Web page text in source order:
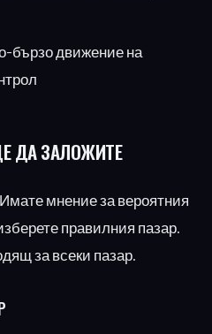
бързо движение на
ДА ЗАЛОЖИТЕ
мнение за вероятния
правилния пазар.
за всеки пазар.